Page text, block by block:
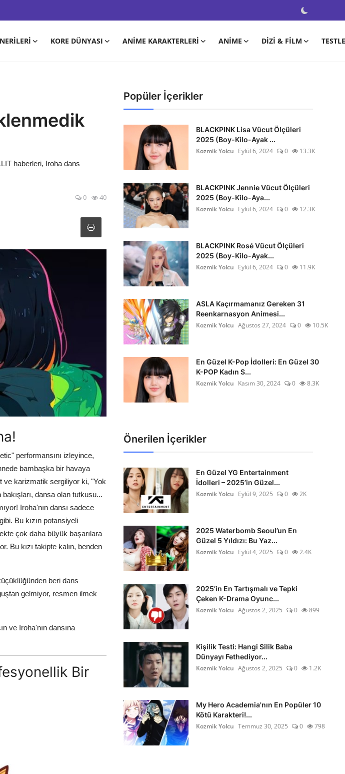
KORE DÜNYASI ANIME KARAKTERLERI ANIME DIZI & FILM
haberleri, Iroha dans
0 40
performansını izleyince,
bambaşka bir havaya
ve karizmatik sergiliyor ki, "Yok
dansa olan tutkusu...
Iroha'nın dansı sadece
Bu kızın potansiyeli
çok daha büyük başarılara
Bu kızı takipte kalın, benden
beri dans
gelmiyor, resmen ilmek
ve Iroha'nın dansına
Bir
Popüler İçerikler
BLACKPINK Lisa Vücut Ölçüleri
2025 (Boy-Kilo-Ayak ...
Kozmik Yolcu Eylül 6, 2024 0 13.3K
BLACKPINK Jennie Vücut Ölçüleri
2025 (Boy-Kilo-Aya...
Kozmik Yolcu Eylül 6, 2024 0 12.3K
BLACKPINK Rosé Vücut Ölçüleri
2025 (Boy-Kilo-Ayak...
Kozmik Yolcu Eylül 6, 2024 0 11.9K
ASLA Kaçırmamanız Gereken 31
Reenkarnasyon Animesi...
Kozmik Yolcu Ağustos 27, 2024 0 10.5K
En Güzel K-Pop İdolleri: En Güzel 30
K-POP Kadın S...
Kozmik Yolcu Kasım 30, 2024 0 8.3K
Önerilen İçerikler
En Güzel YG Entertainment
İdolleri – 2025’in Güzel...
Kozmik Yolcu Eylül 9, 2025 0 2K
2025 Waterbomb Seoul’un En
Güzel 5 Yıldızı: Bu Yaz...
Kozmik Yolcu Eylül 4, 2025 0 2.4K
2025’in En Tartışmalı ve Tepki
Çeken K-Drama Oyunc...
Kozmik Yolcu Ağustos 2, 2025 0 899
Kişilik Testi: Hangi Silik Baba
Dünyayı Fethediyor...
Kozmik Yolcu Ağustos 2, 2025 0 1.2K
My Hero Academia'nın En Popüler 10
Kötü Karakteri!...
Kozmik Yolcu Temmuz 30, 2025 0 798